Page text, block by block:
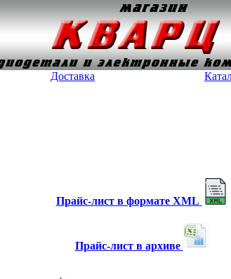
Доставка
Прайс-лист в формате XML
Прайс-лист в архиве